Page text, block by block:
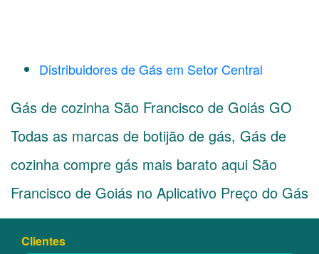
Distribuidores de Gás em Setor Central
Gás de cozinha São Francisco de Goiás GO
Todas as marcas de botijão de gás, Gás de
cozinha compre gás mais barato aqui São
Francisco de Goiás no Aplicativo Preço do Gás
Clientes